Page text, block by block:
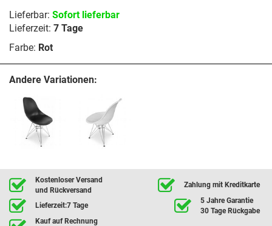
Lieferbar: Sofort lieferbar
Lieferzeit: 7 Tage
Farbe: Rot
Andere Variationen:
Kostenloser Versand
und Rückversand
Zahlung mit Kreditkarte
Lieferzeit:7 Tage
5 Jahre Garantie
30 Tage Rückgabe
Kauf auf Rechnung